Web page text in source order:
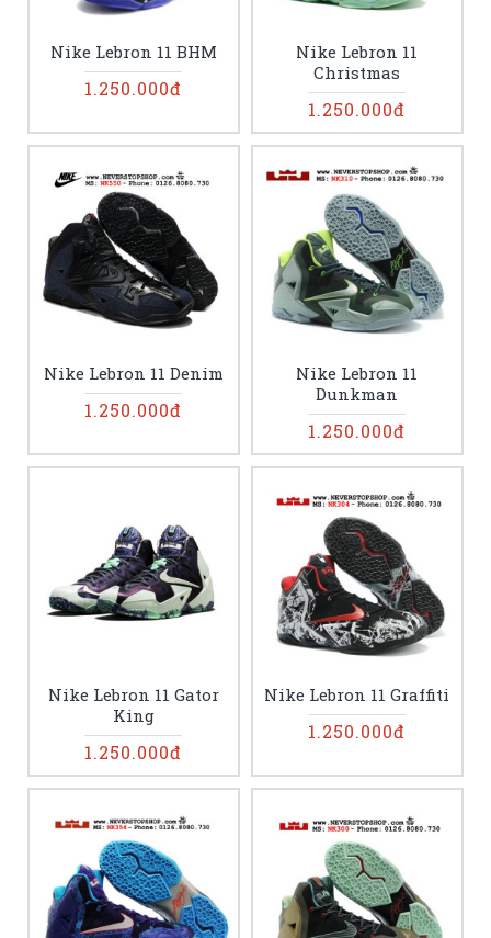
Nike Lebron 11 BHM
1.250.000đ
Nike Lebron 11
Christmas
1.250.000đ
Nike Lebron 11 Denim
1.250.000đ
Nike Lebron 11
Dunkman
1.250.000đ
Nike Lebron 11 Gator
King
1.250.000đ
Nike Lebron 11 Graffiti
1.250.000đ